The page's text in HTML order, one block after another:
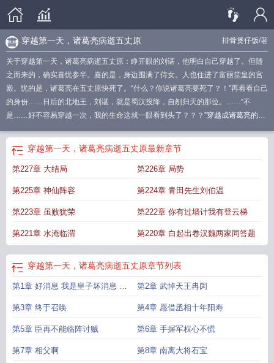
排骨煲仔饭/著
穿越第一天，诸葛亮病逝五丈原
关于穿越第一天，诸葛亮病逝五丈原：睁开眼的刘谌，他明白自己穿越了。但随
之而来的，确实喜忧参半。喜的是，身边围满了侍女。人也住进了富丽堂皇的宫
殿。忧的是，诸葛亮在五丈原快死了。“什么？你说诸葛亮要死了？！”再看看自己
的身份……日后的北地王，刘谌，就是蜀汉投降，自刎归天的那位。……“不
是……好不容易穿越一次，我的生命这就一眼看到头了？？？”穿越成诸葛亮的弟
穿越诸葛亮的夫人 穿越到诸葛亮手下做事 穿越诸葛亮老婆
宋朝后续
穿越者诸葛亮穿越都市的 诸葛亮穿越文穿越五丈原诸葛亮续命的视频播放
葛亮病逝五丈原插曲
诸葛亮穿越异界的诸葛亮穿越到现代的最新
章节更新时诸葛亮病逝五丈原 穿越之诸葛亮诸葛亮病逝五丈原原文有没有诸
免费阅读穿越为诸葛亮最爱的人 穿越诸葛亮诸葛亮穿越现代的诸葛亮穿越到
亮诸葛亮穿越到现代能做什么诸葛亮穿越时空穿越诸葛亮的推荐
之妻诸葛亮病逝五丈原佳句穿越第一天诸葛亮病逝五丈原诸葛亮穿越异界诸
葛亮穿越到现代能做什么工作穿越五丈原诸葛亮续命的三国演义诸葛亮病逝五
丈原老三国诸葛亮病逝五丈原视频 穿越诸葛亮妻子诸葛亮穿越成朱元璋
亮诸葛亮穿越到现代电视剧 诸葛亮穿越到现代
穿越第一天，诸葛亮病逝五丈原最新章节
第227章 大结局 第226章 局势
第225章 神仙阵容 第224章 青田先生刘伯温
第223章 虽败犹荣 第222章 你有过墙计我有登云梯
第221章 水淹临渭 第220章 白起出卷汉魏两家同答题
穿越第一天，诸葛亮病逝五丈原章节列表
第1章 好消息 我是皇子坏消息 是
蜀汉的皇子
第2章 武悼天王冉闵
第3章 终于召唤 第4章 愿借丞相十年阳寿
第5章 臣再不能临阵讨贼 第6章 手握军权心不慌
第7章 相父啊 第8章 南离大将石宝